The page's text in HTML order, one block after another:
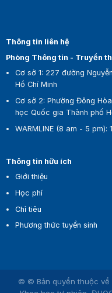
Thông tin liên hệ
Phòng Thông tin - Truyền
Cơ sở 1: 227 đường
Hồ Chí Minh
Cơ sở 2: Phường Đông
học Quốc gia Thành phố
WARMLINE (8 am - 5 pm):
Thông tin hữu ích
Giới thiệu
Học phí
Chỉ tiêu
Phương thức tuyển sinh
© © Bản quyền thuộc về